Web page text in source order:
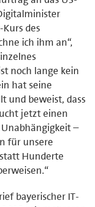
des
ich ihm an“,
noch lange kein
hat seine
und beweist, dass
jetzt einen
–
für unsere
Hunderte
bayerischer IT-